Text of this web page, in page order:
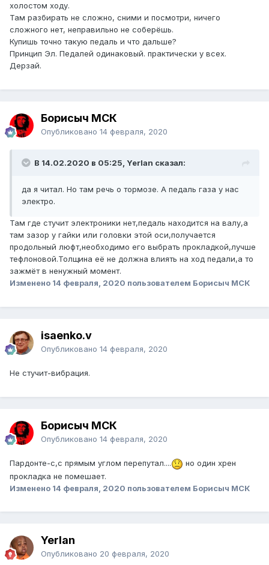
холостом ходу.
Там разбирать не сложно, сними и посмотри, ничего
сложного нет, неправильно не соберёшь.
Купишь точно такую педаль и что дальше?
Принцип Эл. Педалей одинаковый. практически у всех.
Дерзай.
Борисыч МСК
Опубликовано 14 февраля, 2020
В 14.02.2020 в 05:25, Yerlan сказал:
да я читал. Но там речь о тормозе. А педаль газа у нас
электро.
Там где стучит электроники нет,педаль находится на валу,а
там зазор у гайки или головки этой оси,получается
продольный люфт,необходимо его выбрать прокладкой,лучше
тефлоновой.Толщина её не должна влиять на ход педали,а то
зажмёт в ненужный момент.
Изменено 14 февраля, 2020 пользователем Борисыч МСК
isaenko.v
Опубликовано 14 февраля, 2020
Не стучит-вибрация.
Борисыч МСК
Опубликовано 14 февраля, 2020
Пардонте-с,с прямым углом перепутал....
но один хрен
прокладка не помешает.
Изменено 14 февраля, 2020 пользователем Борисыч МСК
Yerlan
Опубликовано 20 февраля, 2020